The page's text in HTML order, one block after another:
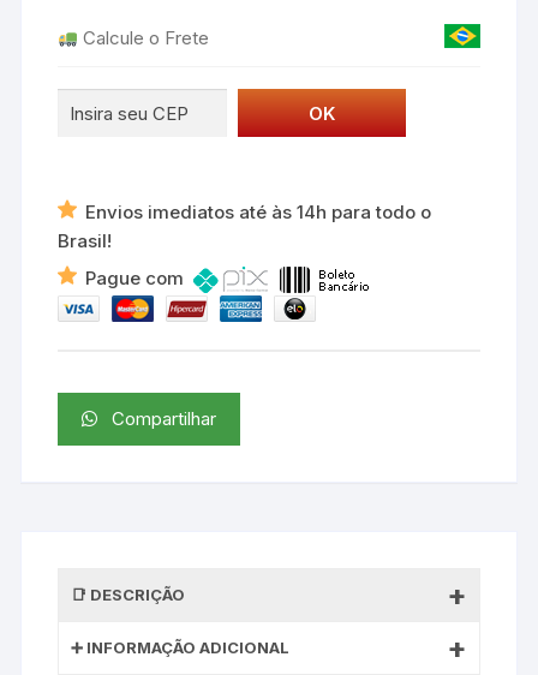
Calcule o Frete
Envios imediatos até às 14h para todo o
Brasil!
Pague com
Compartilhar
DESCRIÇÃO
INFORMAÇÃO ADICIONAL